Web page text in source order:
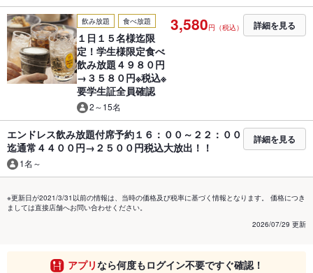
飲み放題 食べ放題
１日１５名様迄限
定！学生様限定食べ
飲み放題４９８０円
→３５８０円※税込※
要学生証全員確認
2～15名
3,580円（税込） 詳細を見る
エンドレス飲み放題付席予約１６：００～２２：００
迄通常４４００円→２５００円税込大放出！！
1名～
詳細を見る
※更新日が2021/3/31以前の情報は、当時の価格及び税率に基づく情報となります。 価格につき
ましては直接店舗へお問い合わせください。
2026/07/29 更新
アプリなら何度もログイン不要ですぐ確認！